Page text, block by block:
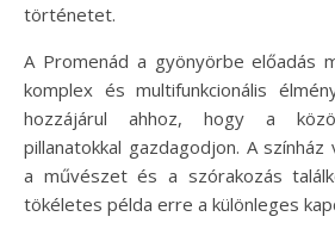
történetet.
A Promenád a gyönyörbe előadás
komplex és multifunkcionális
hozzájárul ahhoz, hogy a
pillanatokkal gazdagodjon. A színház
a művészet és a szórakozás
tökéletes példa erre a különleges